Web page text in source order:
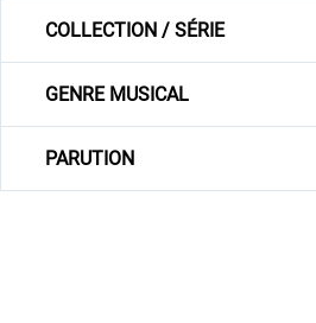
COLLECTION / SÉRIE
GENRE MUSICAL
PARUTION